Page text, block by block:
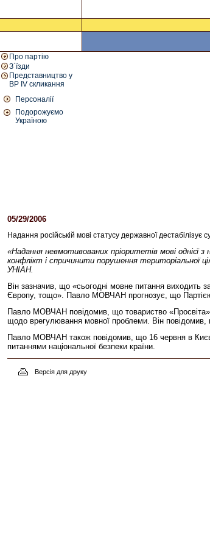
Про партію
З`їзди
Представництво у
ВР IV скликання
Персоналії
Подорожуємо
Україною
05/29/2006
Надання російській мові статусу державної
«Надання невмотивованих пріоритетів мові однієї
конфлікт і спричинити порушення територіальної
УНІАН.
Він зазначив, що «сьогодні мовне питання виходить
Європу, тощо». Павло МОВЧАН прогнозує, що Партією
Павло МОВЧАН повідомив, що товариство «Просвіта»,
щодо врегулювання мовної проблеми. Він повідомив,
Павло МОВЧАН також повідомив, що 16 червня в Києві
питаннями національної безпеки країни.
Версія для друку